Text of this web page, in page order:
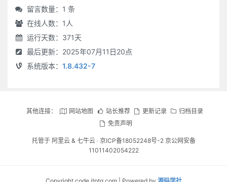
留言数量：1 条
在线人数： 1 人
运行天数：371天
最后更新：2025年07月11日20点
系统版本： 1.8.432-7
其他连接： 网站地图 站长推荐 更新记录
归档目录
免责声明
托管于 阿里云& 七牛云· 京ICP备18052248号-2 京公网安备
11011402054222